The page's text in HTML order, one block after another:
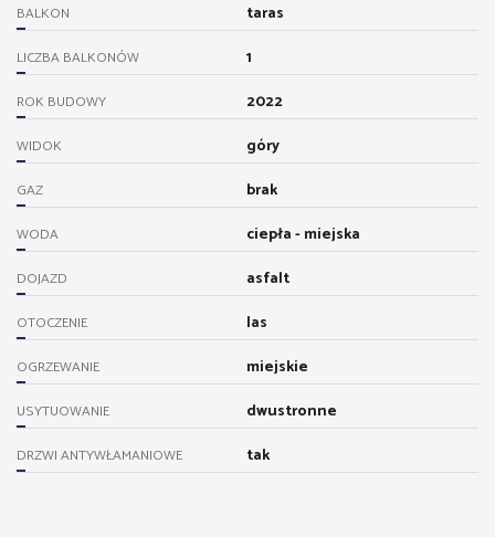
BALKON taras
LICZBA BALKONÓW 1
ROK BUDOWY 2022
WIDOK góry
GAZ brak
WODA ciepła - miejska
DOJAZD asfalt
OTOCZENIE las
OGRZEWANIE miejskie
USYTUOWANIE dwustronne
DRZWI ANTYWŁAMANIOWE tak